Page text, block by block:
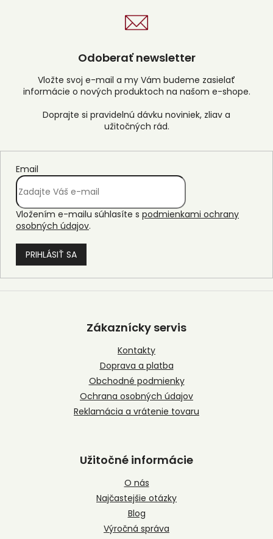
e
p
r
k
v
ý
i
s
e
Odoberať newsletter
Vložte svoj e-mail a my Vám budeme zasielať
informácie o nových produktoch na našom e-shope.
Email
Vložením e-mailu súhlasíte s podmienkami ochrany
osobných údajov.
PRIHLÁSIŤ SA
Z
Zákaznícky servis
Kontakty
Doprava a platba
Obchodné podmienky
Ochrana osobných údajov
Reklamácia a vrátenie tovaru
Užitočné informácie
O nás
Najčastejšie otázky
Blog
Výročná správa